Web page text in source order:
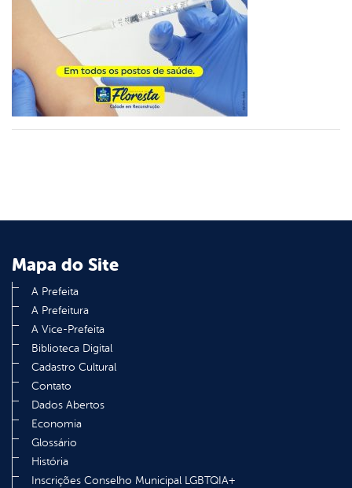
Mapa do Site
A Prefeita
A Prefeitura
A Vice-Prefeita
Biblioteca Digital
Cadastro Cultural
Contato
Dados Abertos
Economia
Glossário
História
Inscrições Conselho Municipal LGBTQIA+